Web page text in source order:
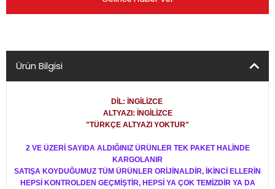
Ürün Bilgisi
DİL: İNGİLİZCE
ALTYAZI: İNGİLİZCE
"TÜRKÇE ALTYAZI YOKTUR"
2 VE ÜZERİ SAYIDA ALDIĞINIZ ÜRÜNLER TEK PAKET HALİNDE
KARGOLANIR
SATIŞA KOYDUĞUMUZ TÜM ÜRÜNLER ORİJİNALDİR, İKİNCİ ELLERİN
HEPSİ KONTROLDEN GEÇMİŞTİR, HEPSİ YA ÇOK TEMİZDİR YA DA